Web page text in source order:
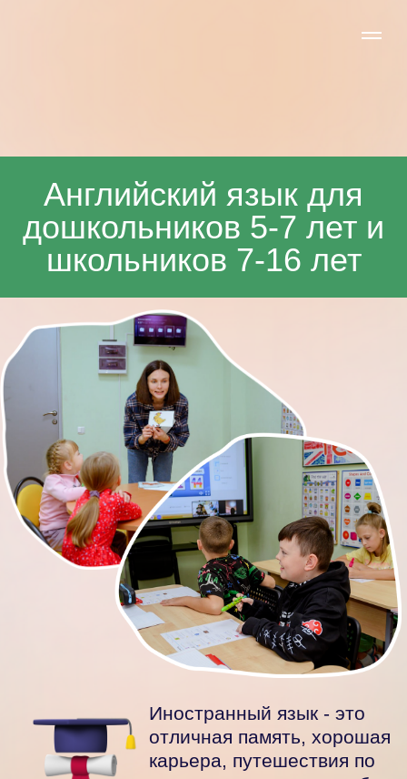
дошкольников 5-7 лет и
школьников 7-16 лет
Записаться на ознакомительное занятие
бесплатно.
Иностранный язык - это
отличная память, хорошая
карьера, путешествия по
миру, уверенность в себе.